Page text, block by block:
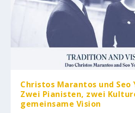
Christos Marantos und Seo
Zwei Pianisten, zwei
gemeinsame Vision